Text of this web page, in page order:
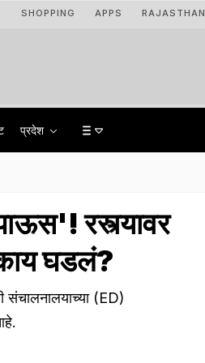
SHOPPING APPS RAJASTHAN
प्रदेश
रस्त्यावर
घडलं?
संचालनालयाच्या (ED)